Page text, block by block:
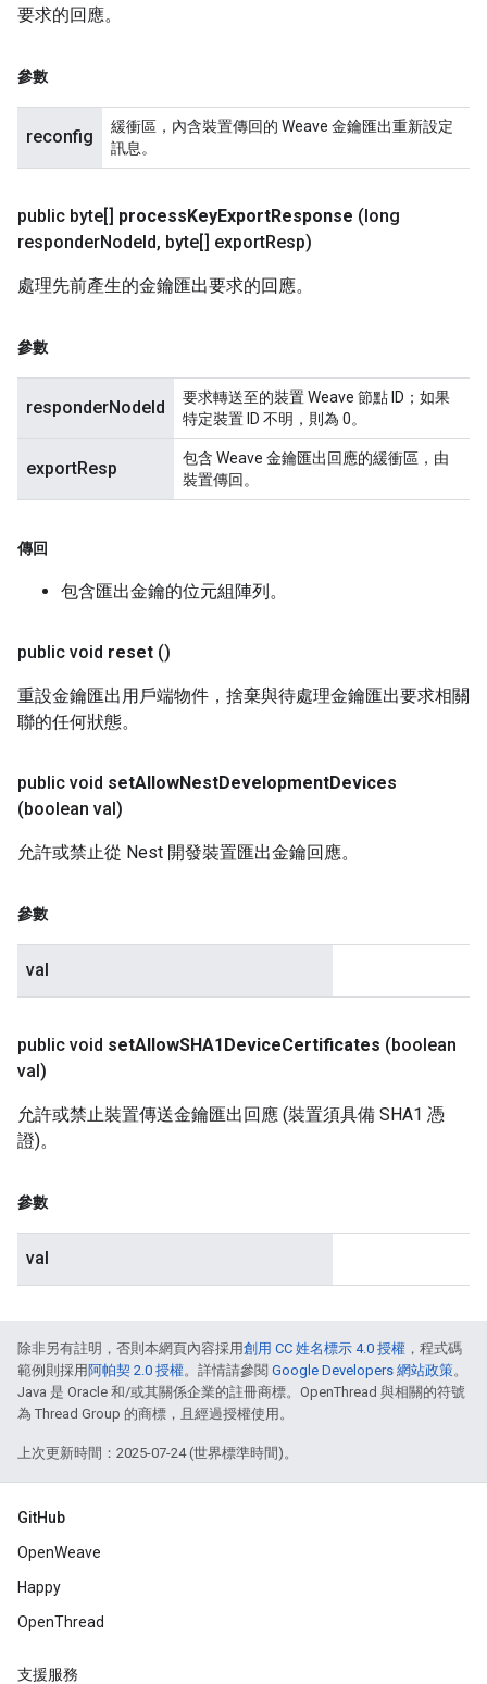
要求的回應。
參數
reconfig
緩衝區，內含裝置傳回的 Weave 金鑰匯出重新設定
訊息。
public byte[] processKeyExportResponse (long
responderNodeId, byte[] exportResp)
處理先前產生的金鑰匯出要求的回應。
參數
responderNodeId
要求轉送至的裝置 Weave 節點 ID；如果
特定裝置 ID 不明，則為 0。
exportResp
包含 Weave 金鑰匯出回應的緩衝區，由
裝置傳回。
傳回
包含匯出金鑰的位元組陣列。
public void reset ()
重設金鑰匯出用戶端物件，捨棄與待處理金鑰匯出要求相關
聯的任何狀態。
public void setAllowNestDevelopmentDevices
(boolean val)
允許或禁止從 Nest 開發裝置匯出金鑰回應。
參數
val
public void setAllowSHA1DeviceCertificates (boolean
val)
允許或禁止裝置傳送金鑰匯出回應 (裝置須具備 SHA1 憑
證)。
參數
val
除非另有註明，否則本網頁內容採用創用 CC 姓名標示 4.0 授權 ，程式碼
範例則採用 阿帕契 2.0 授權。詳情請參閱 Google Developers 網站政策。
Java 是 Oracle 和/或其關係企業的註冊商標。OpenThread 與相關的符號
為 Thread Group 的商標，且經過授權使用。
上次更新時間：2025-07-24 (世界標準時間)。
GitHub
OpenWeave
Happy
OpenThread
支援服務